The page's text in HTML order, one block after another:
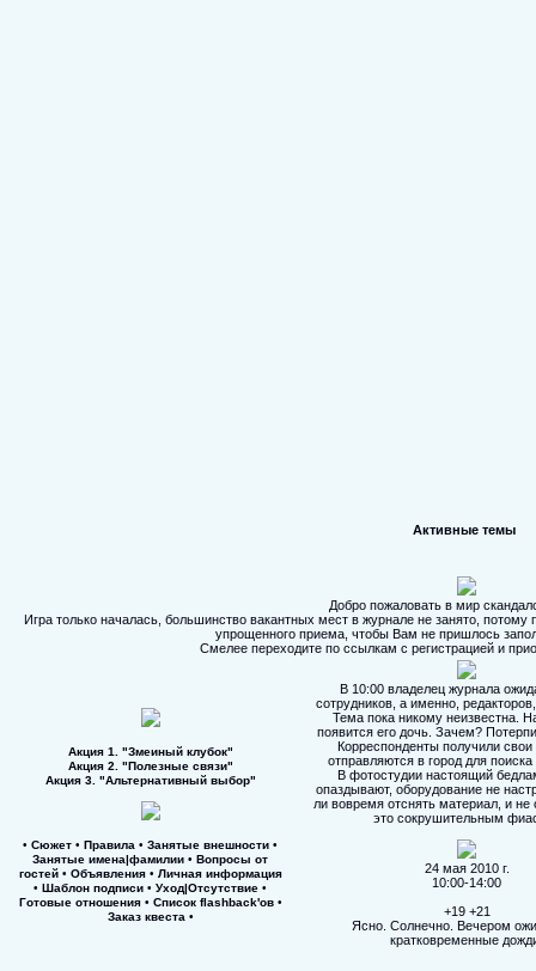
Активные темы
Добро пожаловать в мир
Игра только началась, большинство вакантных мест в журнале не занято,
упрощенного приема, чтобы Вам не пришлось
Смелее переходите по ссылкам с регистрацией и
Акция 1. "Змеиный клубок"
Акция 2. "Полезные связи"
Акция 3. "Альтернативный выбор"
• Сюжет • Правила • Занятые внешности •
Занятые имена|фамилии • Вопросы от
гостей• Объявления• Личная информация
• Шаблон подписи • Уход|Отсутствие •
Готовые отношения• Список flashback'ов•
Заказ квеста •
В 10:00 владелец журнала
сотрудников, а именно,
Тема пока никому неизвестна.
появится его дочь. Зачем?
Корреспонденты получили свои
отправляются в город для
В фотостудии настоящий
опаздывают, оборудование не
ли вовремя отснять материал, и не
это сокрушительным
24 мая 2010 г.
10:00-14:00
+19 +21
Ясно. Солнечно. Вечером
кратковременные